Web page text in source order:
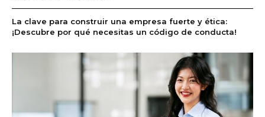
La clave para construir una empresa fuerte y ética:
¡Descubre por qué necesitas un código de conducta!